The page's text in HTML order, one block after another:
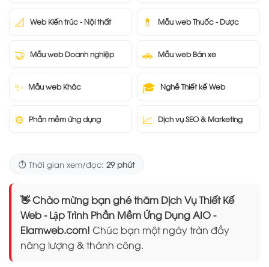
📐 Web Kiến trúc - Nội thất 💊 Mẫu web Thuốc - Dược
🤝 Mẫu web Doanh nghiệp 🚗 Mẫu web Bán xe
✨ Mẫu web Khác 🎓 Nghề Thiết kế Web
⚙️ Phần mềm ứng dụng 📈 Dịch vụ SEO & Marketing
⏱️ Thời gian xem/đọc: 29 phút
👋 Chào mừng bạn ghé thăm Dịch Vụ Thiết Kế
Web - Lập Trình Phần Mềm Ứng Dụng AIO -
Elamweb.com! Chúc bạn một ngày tràn đầy
năng lượng & thành công.